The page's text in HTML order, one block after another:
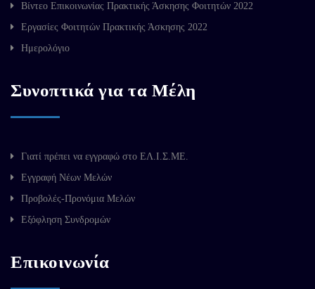
Βίντεο Επικοινωνίας Πρακτικής Άσκησης Φοιτητών 2022
Εργασίες Φοιτητών Πρακτικής Άσκησης 2022
Ημερολόγιο
Συνοπτικά για τα Μέλη
Γιατί πρέπει να εγγραφώ στο ΕΛ.Ι.Σ.ΜΕ.
Εγγραφή Νέων Μελών
Προβολές-Προνόμια Μελών
Εξόφληση Συνδρομών
Επικοινωνία